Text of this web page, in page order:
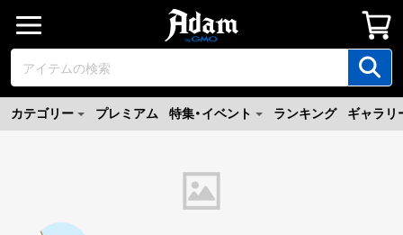
カテゴリー プレミアム 特集・イベント ランキング ギャラリ